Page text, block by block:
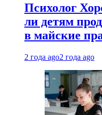
Психолог
ли детям
в майские
2 года ago2 года ago